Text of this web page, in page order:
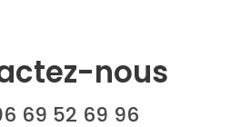
nous
69 52 69 96